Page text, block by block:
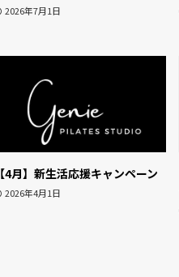
2026年7月1日
【4月】新生活応援キャンペーン
2026年4月1日